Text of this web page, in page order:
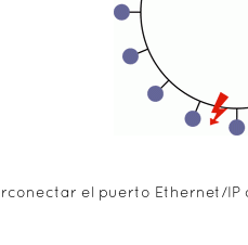
el puerto Ethernet/IP